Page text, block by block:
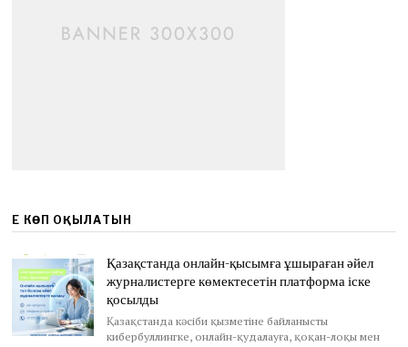
ЕҢ КӨП ОҚЫЛАТЫН
Қазақстанда онлайн-қысымға ұшыраған әйел
журналистерге көмектесетін платформа іске
қосылды
Қазақстанда кәсіби қызметіне байланысты
кибербуллингке, онлайн-қудалауға, қоқан-лоқы мен